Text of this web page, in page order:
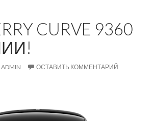
CURVE 9360
ADMIN ОСТАВИТЬ КОММЕНТАРИЙ